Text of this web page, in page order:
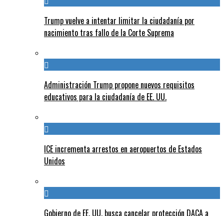
Trump vuelve a intentar limitar la ciudadanía por
nacimiento tras fallo de la Corte Suprema
Administración Trump propone nuevos requisitos
educativos para la ciudadanía de EE. UU.
ICE incrementa arrestos en aeropuertos de Estados
Unidos
Gobierno de EE. UU. busca cancelar protección DACA a